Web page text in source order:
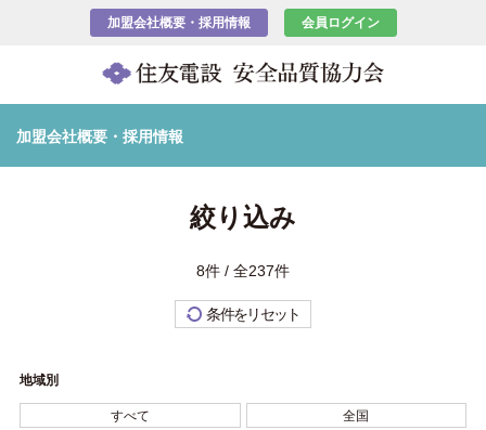
加盟会社概要・採用情報 会員ログイン
加盟会社概要・採用情報
絞り込み
8件 / 全237件
条件をリセット
地域別
すべて 全国